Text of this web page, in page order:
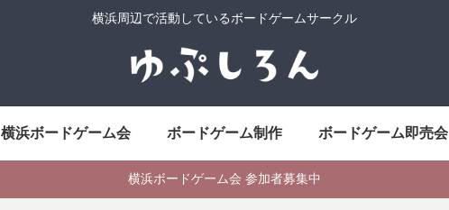
横浜周辺で活動しているボードゲームサークル
横浜ボードゲーム会 ボードゲーム制作 ボードゲーム即売会
横浜ボードゲーム会 参加者募集中